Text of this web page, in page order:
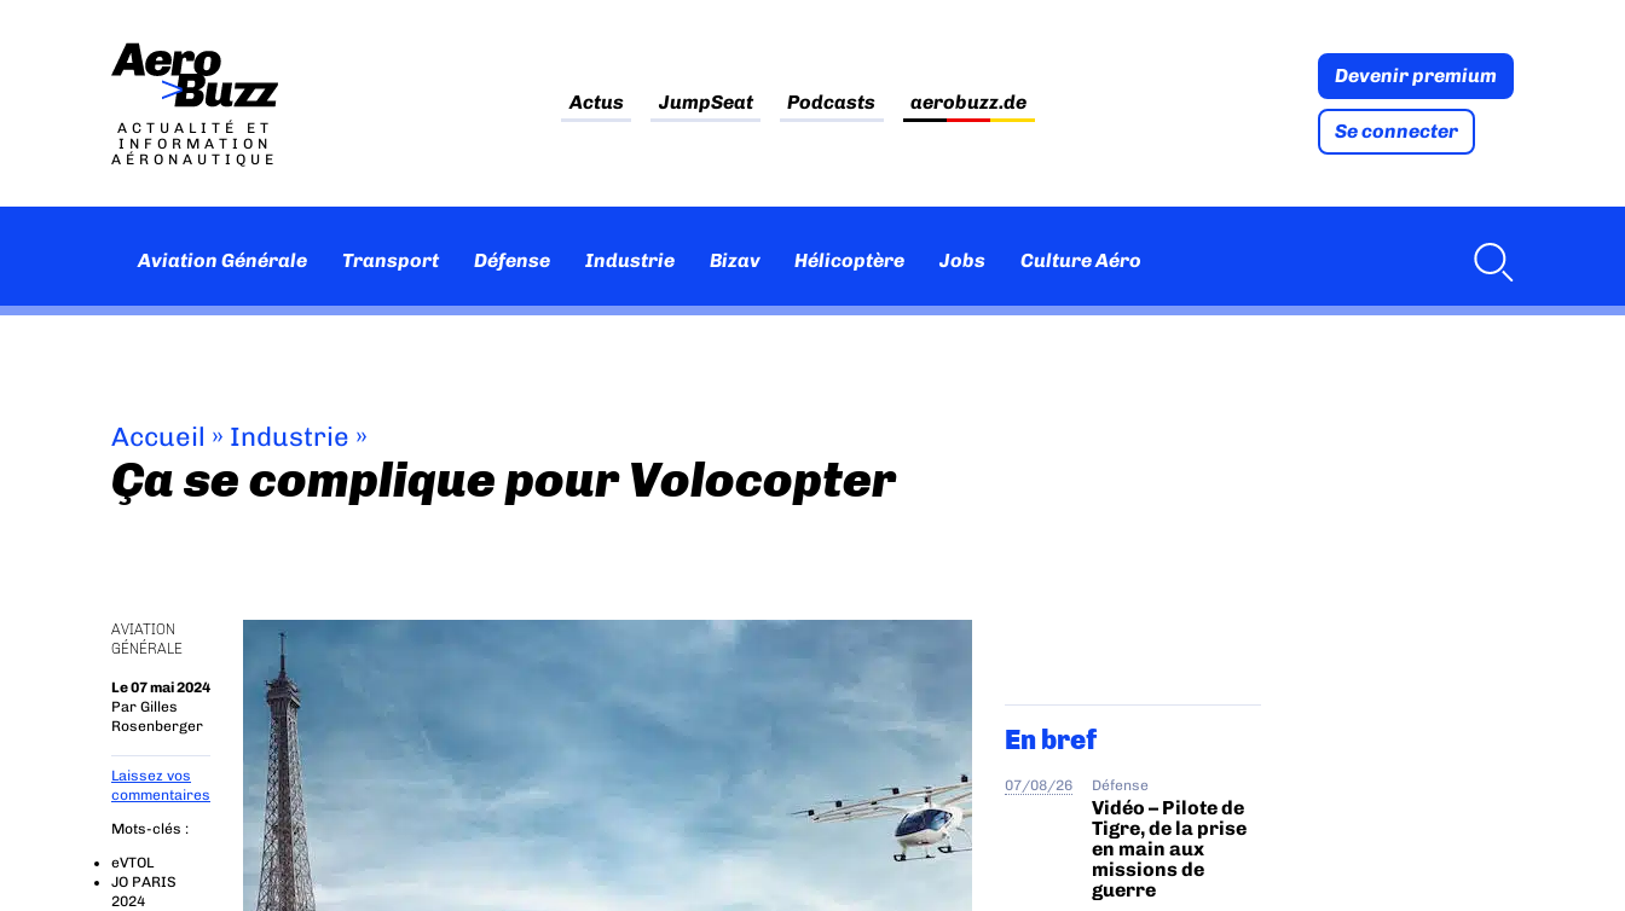
ACTUALITÉ ET
INFORMATION
AÉRONAUTIQUE
Actus JumpSeat Podcasts aerobuzz.de
Devenir premium
Se connecter
Aviation Générale Transport Défense Industrie Bizav Hélicoptère Jobs Culture Aéro
Accueil » Industrie »
Ça se complique pour Volocopter
AVIATION
GÉNÉRALE
Le 07 mai 2024
Par Gilles
Rosenberger
Laissez vos
commentaires
Mots-clés :
eVTOL
JO PARIS
2024
En bref
07/08/26 Défense
Vidéo – Pilote de
Tigre, de la prise
en main aux
missions de
guerre